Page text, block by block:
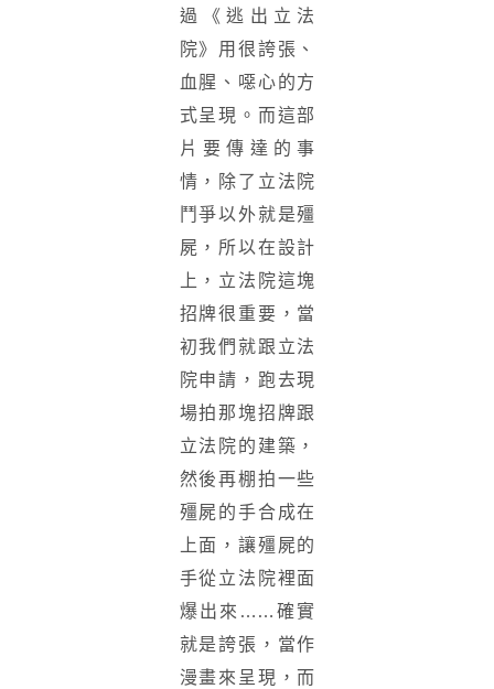
過《逃出立法
院》用很誇張、
血腥、噁心的方
式呈現。而這部
片要傳達的事
情，除了立法院
鬥爭以外就是殭
屍，所以在設計
上，立法院這塊
招牌很重要，當
初我們就跟立法
院申請，跑去現
場拍那塊招牌跟
立法院的建築，
然後再棚拍一些
殭屍的手合成在
上面，讓殭屍的
手從立法院裡面
爆出來……確實
就是誇張，當作
漫畫來呈現，而